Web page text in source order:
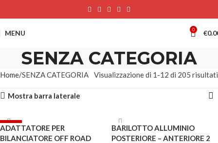
MENU 0 €
SENZA CATEGORIA
Home SENZA CATEGORIA Visualizzazione di 1-12 di 205 risultati
Mostra barra laterale
-19%
ESAURITO
ADATTATORE PER
BILANCIATORE OFF ROAD
BARILOTTO ALLUMINIO
POSTERIORE – ANTERIORE 2